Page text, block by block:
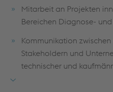
Mitarbeit an Projekten
Bereichen Diagnose-
Kommunikation
Stakeholdern und
technischer und